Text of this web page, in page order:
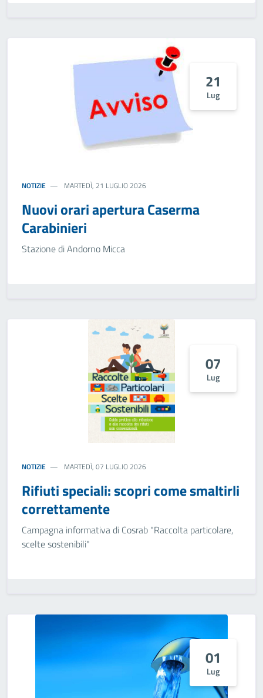
21
Lug
NOTIZIE MARTEDÌ, 21 LUGLIO 2026
Nuovi orari apertura Caserma
Carabinieri
Stazione di Andorno Micca
07
Lug
NOTIZIE MARTEDÌ, 07 LUGLIO 2026
Rifiuti speciali: scopri come smaltirli
correttamente
Campagna informativa di Cosrab "Raccolta particolare,
scelte sostenibili"
01
Lug